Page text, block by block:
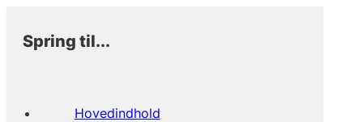
Spring til...
Hovedindhold